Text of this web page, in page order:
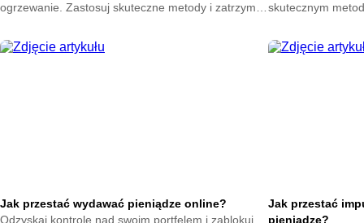
ogrzewanie. Zastosuj skuteczne metody i zatrzymaj skutecznym
oszczędzać już
Jak przestać wydawać pieniądze online?
Odzyskaj kontrolę nad swoim portfelem i zablokuj
Jak przestać
pieniądze?